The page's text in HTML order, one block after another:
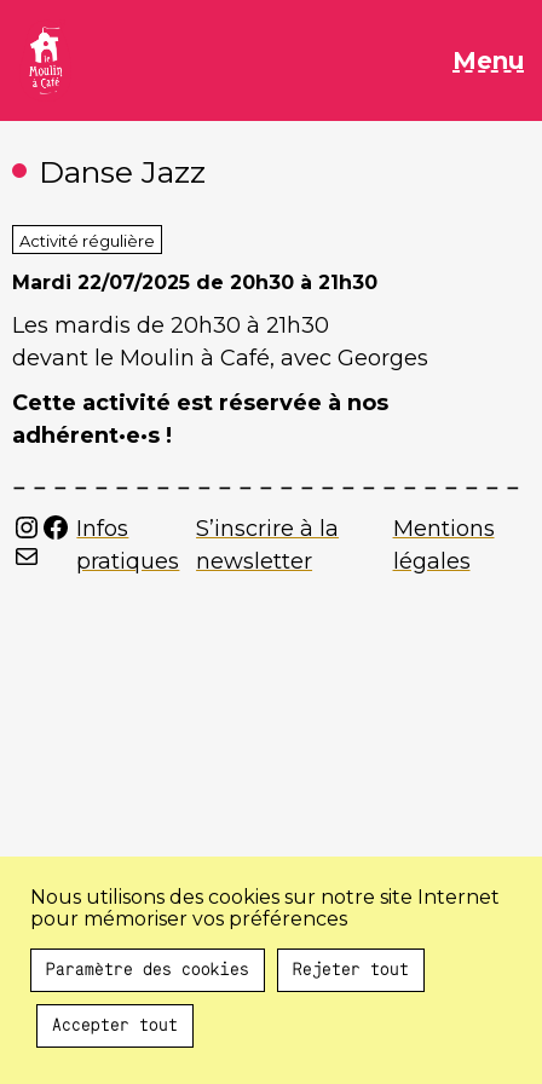
contenu
Menu
Danse Jazz
Activité régulière
Mardi 22/07/2025 de 20h30 à 21h30
Les mardis de 20h30 à 21h30
devant le Moulin à Café, avec Georges
Cette activité est réservée à nos
adhérent·e·s !
Instagram
Facebook
Mail
Infos
pratiques
S’inscrire à la
newsletter
Mentions
légales
Au programme !
Nous utilisons des cookies sur notre site Internet
pour mémoriser vos préférences
Paramètre des cookies Rejeter tout
Accepter tout